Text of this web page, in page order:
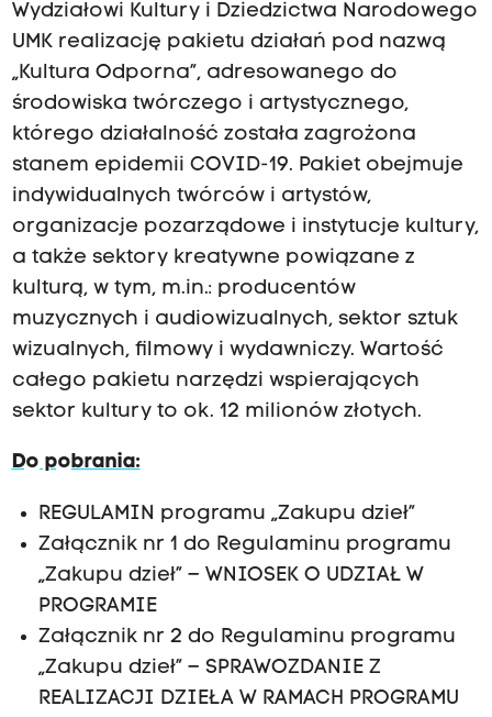
Wydziałowi Kultury i Dziedzictwa Narodowego
UMK realizację pakietu działań pod nazwą
„Kultura Odporna”, adresowanego do
środowiska twórczego i artystycznego,
którego działalność została zagrożona
stanem epidemii COVID-19. Pakiet obejmuje
indywidualnych twórców i artystów,
organizacje pozarządowe i instytucje kultury,
a także sektory kreatywne powiązane z
kulturą, w tym, m.in.: producentów
muzycznych i audiowizualnych, sektor sztuk
wizualnych, filmowy i wydawniczy. Wartość
całego pakietu narzędzi wspierających
sektor kultury to ok. 12 milionów złotych.
Do pobrania:
REGULAMIN programu „Zakupu dzieł”
Załącznik nr 1 do Regulaminu programu
„Zakupu dzieł” – WNIOSEK O UDZIAŁ W
PROGRAMIE
Załącznik nr 2 do Regulaminu programu
„Zakupu dzieł” – SPRAWOZDANIE Z
REALIZACJI DZIEŁA W RAMACH PROGRAMU